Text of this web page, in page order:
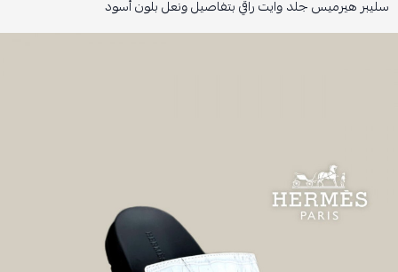
سليبر هيرميس جلد وايت راقي بتفاصيل ونعل بلون أسود